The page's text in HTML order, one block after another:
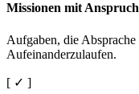
Missionen mit Anspruch
Aufgaben, die
Aufeinanderzulaufen.
[ ✓ ]